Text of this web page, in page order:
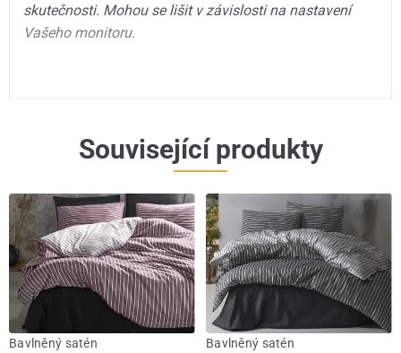
skutečnosti. Mohou se lišit v závislosti na nastavení
Vašeho monitoru.
Související produkty
Bavlněný satén Bavlněný satén